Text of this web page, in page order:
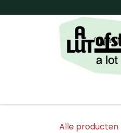
Alle producten